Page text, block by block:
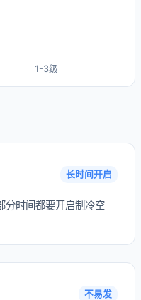
1-3级
长时间开启
分时间都要开启制冷空
不易发